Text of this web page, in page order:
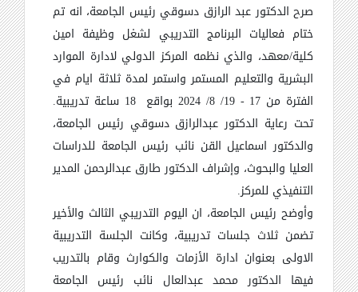
صرح الدكتور عبد الرازق دسوقي رئيس الجامعة، انه تم
ختام فعاليات البرنامج التدريبي لشغل وظيفة امين
كلية/معهد، والذي نظمه المركز الدولي لادارة الموارد
البشرية والتعليم المستمر واستمر لمدة ثلاثة ايام في
الفترة من 17 - 19/ 8/ 2024 بواقع 18 ساعة تدريبية.
تحت رعاية الدكتور عبدالرازق دسوقي رئيس الجامعة،
والدكتور اسماعيل القن نائب رئيس الجامعة للدراسات
العليا والبحوث، وإشراف الدكتور طارق عبدالرحمن المدير
التنفيذي للمركز.
وأوضح رئيس الجامعة، ان اليوم التدريبي الثالث والأخير
تضمن ثلاث جلسات تدريبية، وكانت الجلسة التدريبية
الاولى بعنوان ادارة الأزمات والكوارث وقام بالتدريب
فيها الدكتور محمد عبدالعال نائب رئيس الجامعة